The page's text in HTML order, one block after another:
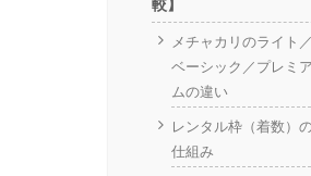
較】
メチャカリのライト／
ベーシック／プレミア
ムの違い
レンタル枠（着数）
仕組み